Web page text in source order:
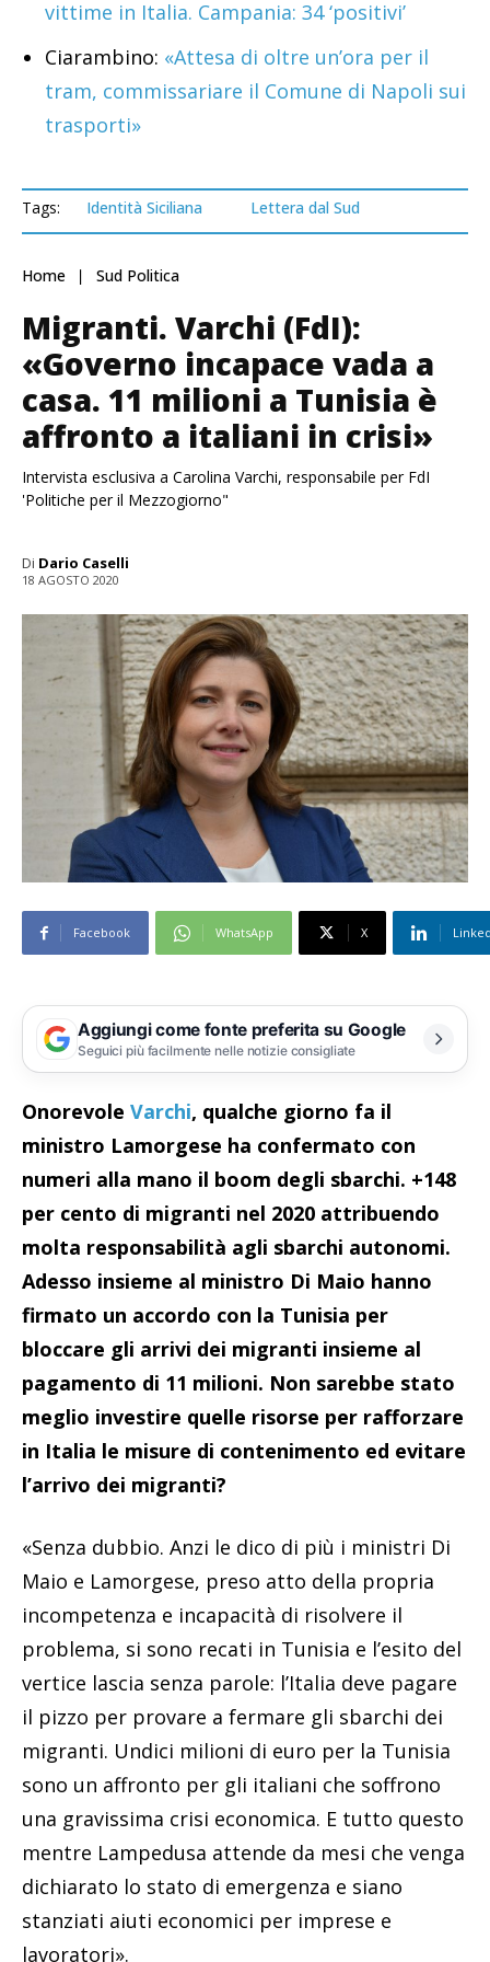
vittime in Italia. Campania: 34 ‘positivi’
Ciarambino: «Attesa di oltre un’ora per il
tram, commissariare il Comune di Napoli sui
trasporti»
Tags: Identità Siciliana Lettera dal Sud
Home Sud Politica
Migranti. Varchi (FdI):
«Governo incapace vada a
casa. 11 milioni a Tunisia è
affronto a italiani in crisi»
Intervista esclusiva a Carolina Varchi, responsabile per FdI
'Politiche per il Mezzogiorno"
Di Dario Caselli
18 AGOSTO 2020
Facebook WhatsApp X
Aggiungi come fonte preferita su Google
Seguici più facilmente nelle notizie consigliate
Onorevole Varchi, qualche giorno fa il
ministro Lamorgese ha confermato con
numeri alla mano il boom degli sbarchi. +148
per cento di migranti nel 2020 attribuendo
molta responsabilità agli sbarchi autonomi.
Adesso insieme al ministro Di Maio hanno
firmato un accordo con la Tunisia per
bloccare gli arrivi dei migranti insieme al
pagamento di 11 milioni. Non sarebbe stato
meglio investire quelle risorse per rafforzare
in Italia le misure di contenimento ed evitare
l’arrivo dei migranti?
«Senza dubbio. Anzi le dico di più i ministri Di
Maio e Lamorgese, preso atto della propria
incompetenza e incapacità di risolvere il
problema, si sono recati in Tunisia e l’esito del
vertice lascia senza parole: l’Italia deve pagare
il pizzo per provare a fermare gli sbarchi dei
migranti. Undici milioni di euro per la Tunisia
sono un affronto per gli italiani che soffrono
una gravissima crisi economica. E tutto questo
mentre Lampedusa attende da mesi che venga
dichiarato lo stato di emergenza e siano
stanziati aiuti economici per imprese e
lavoratori».